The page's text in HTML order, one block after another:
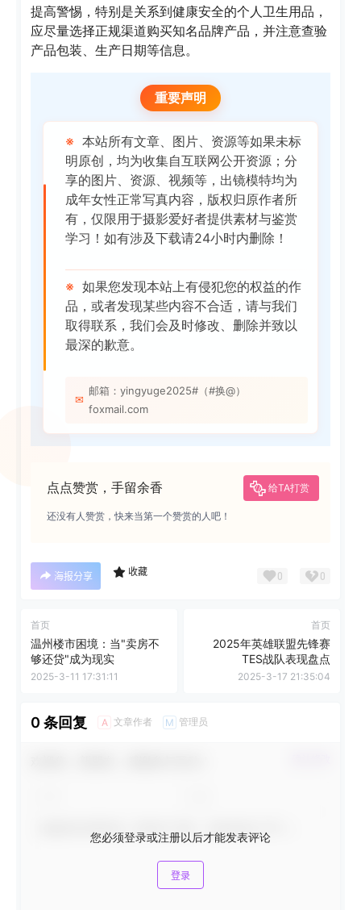
提高警惕，特别是关系到健康安全的个人卫生用品，
应尽量选择正规渠道购买知名品牌产品，并注意查验
产品包装、生产日期等信息。
重要声明
※ 本站所有文章、图片、资源等如果未标
明原创，均为收集自互联网公开资源；分
享的图片、资源、视频等，出镜模特均为
成年女性正常写真内容，版权归原作者所
有，仅限用于摄影爱好者提供素材与鉴赏
学习！如有涉及下载请24小时内删除！
※ 如果您发现本站上有侵犯您的权益的作
品，或者发现某些内容不合适，请与我们
取得联系，我们会及时修改、删除并致以
最深的歉意。
✉
邮箱：yingyuge2025#（#换@）
foxmail.com
点点赞赏，手留余香 给TA打赏
还没有人赞赏，快来当第一个赞赏的人吧！
海报分享 收藏 0 0
首页
温州楼市困境：当"卖房不
够还贷"成为现实
2025-3-11 17:31:11
首页
2025年英雄联盟先锋赛
TES战队表现盘点
2025-3-17 21:35:04
0 条回复 A 文章作者 M 管理员
您必须登录或注册以后才能发表评论
登录